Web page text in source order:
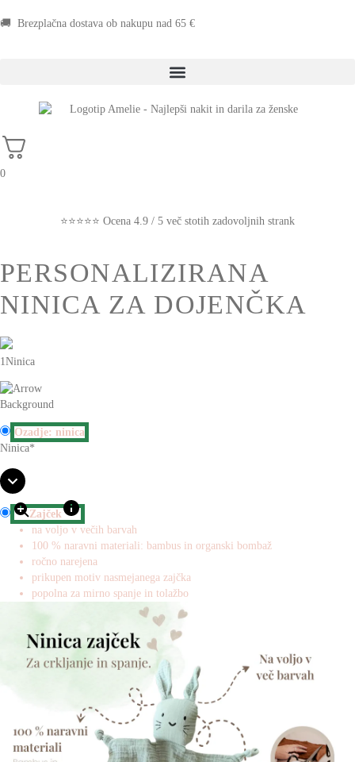
🚚 Brezplačna dostava ob nakupu nad 65 €
0
⭐⭐⭐⭐⭐ Ocena 4.9 / 5 več stotih zadovoljnih strank
PERSONALIZIRANA
NINICA ZA DOJENČKA
1Ninica
Background
Ozadje: ninica
Ninica*
Zajček
na voljo v večih barvah
100 % naravni materiali: bambus in organski bombaž
ročno narejena
prikupen motiv nasmejanega zajčka
popolna za mirno spanje in tolažbo